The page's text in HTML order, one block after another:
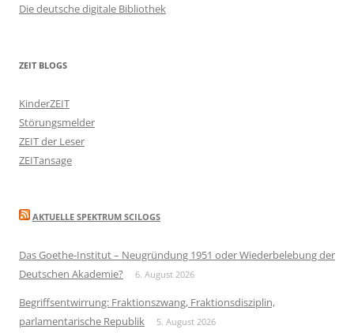
Die deutsche digitale Bibliothek
ZEIT BLOGS
KinderZEIT
Störungsmelder
ZEIT der Leser
ZEITansage
AKTUELLE SPEKTRUM SCILOGS
Das Goethe-Institut – Neugründung 1951 oder Wiederbelebung der
Deutschen Akademie?
6. August 2026
Begriffsentwirrung: Fraktionszwang, Fraktionsdisziplin,
parlamentarische Republik
5. August 2026